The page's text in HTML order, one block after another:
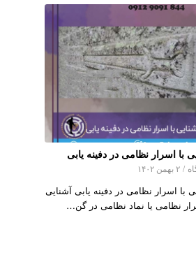
با اسرار نظامی در دفینه یابی
/ ۲ بهمن ۱۴۰۲
با اسرار نظامی در دفینه یابی آشنایی
نظامی یا نماد نظامی در گن…